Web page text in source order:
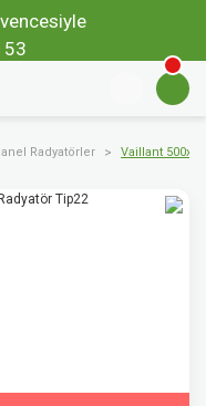
Radyatörler Vaillant